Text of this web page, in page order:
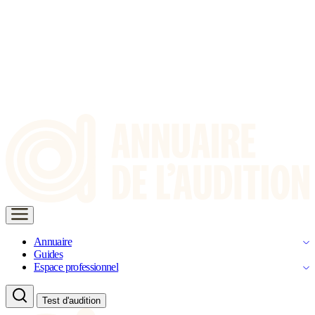
Annuaire
Guides
Espace professionnel
Test d'audition